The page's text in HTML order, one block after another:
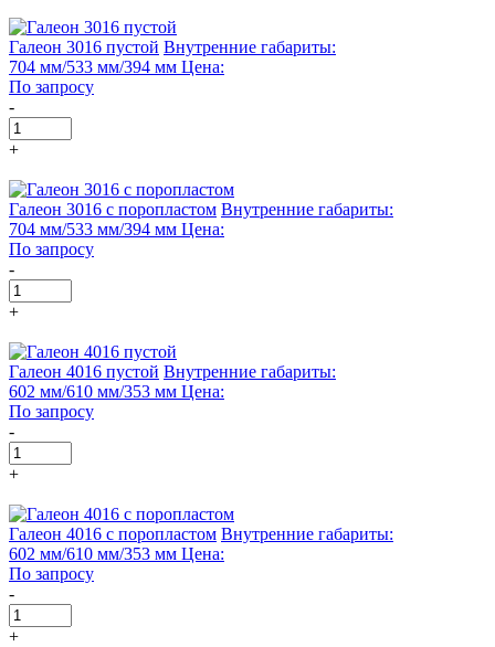
Галеон 3016 пустой Внутренние габариты:
704 мм/533 мм/394 мм Цена:
По запросу
-
+
Галеон 3016 с поропластом Внутренние габариты:
704 мм/533 мм/394 мм Цена:
По запросу
-
+
Галеон 4016 пустой Внутренние габариты:
602 мм/610 мм/353 мм Цена:
По запросу
-
+
Галеон 4016 с поропластом Внутренние габариты:
602 мм/610 мм/353 мм Цена:
По запросу
-
+